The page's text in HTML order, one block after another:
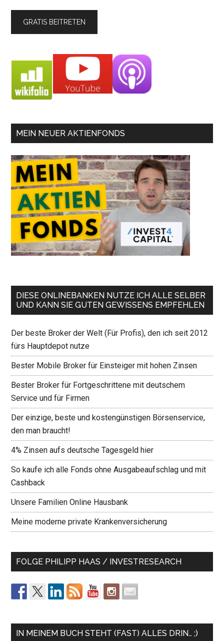
MEIN NEUER AKTIENFONDS
DIESE ONLINEBANKEN NUTZE ICH ALLE SELBER
UND KANN SIE GUTEN GEWISSENS EMPFEHLEN
Der beste Broker der Welt (Für Profis), den ich seit 2012
fürs Hauptdepot nutze
Bester Mobile Broker für Einsteiger mit hohen Zinsen
Bester Broker für Fortgeschrittene mit deutschem
Service und für Firmen
Der einzige, beste und kostengünstigen Börsenservice,
den man braucht!
4% Zinsen aufs deutsche Tagesgeld hier
So kaufe ich alle Fonds ohne Ausgabeaufschlag und mit
Cashback
Unsere Familien Online Hausbank
Meine moderne private Krankenversicherung
FOLGE PHILIPP HAAS / INVESTRESEARCH
IN MEINEM BUCH STEHT (FAST) ALLES DRIN… ;)